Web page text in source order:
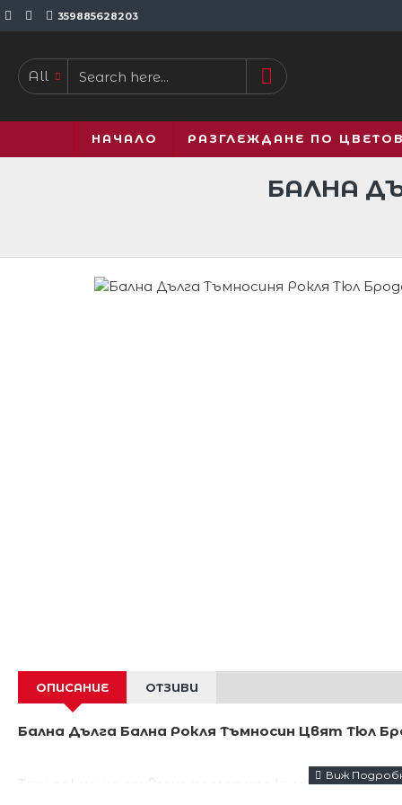
359885628203
All
НАЧАЛО РАЗГЛЕЖДАНЕ ПО
БАЛНА
ОПИСАНИЕ ОТЗИВИ
Бална Дълга Бална Рокля Тъмносин Цвят Тюл
Тази рокли ще привлече погледите към вас.